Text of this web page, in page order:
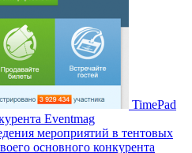
TimePad
Eventmag
мероприятий в тентовых
основного конкурента